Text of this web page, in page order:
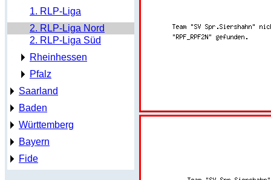
1. RLP-Liga
2. RLP-Liga Nord
2. RLP-Liga Süd
Rheinhessen
Pfalz
Saarland
Baden
Württemberg
Bayern
Fide